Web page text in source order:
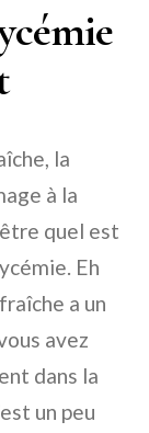
la
à la
quel est
Eh
a un
avez
dans la
un peu